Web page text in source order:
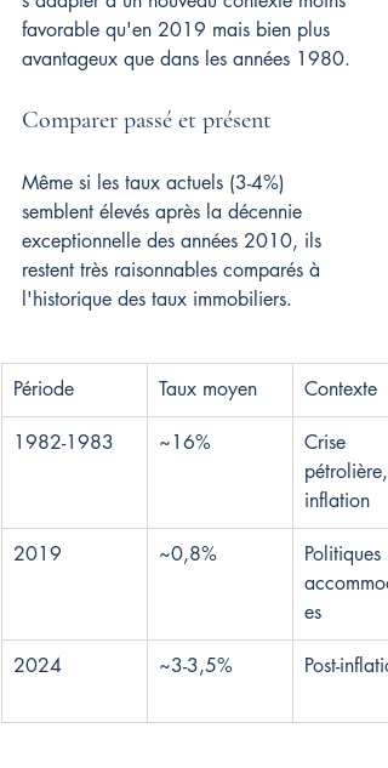
favorable qu'en 2019 mais bien plus
avantageux que dans les années 1980.
Comparer passé et présent
Même si les taux actuels (3-4%)
semblent élevés après la décennie
exceptionnelle des années 2010, ils
restent très raisonnables comparés à
l'historique des taux immobiliers.
Période Taux moyen Contexte
1982-1983 ~16%
Crise
pétrolière,
inflation
2019 ~0,8%
Politiques
es
2024 ~3-3,5% Post-